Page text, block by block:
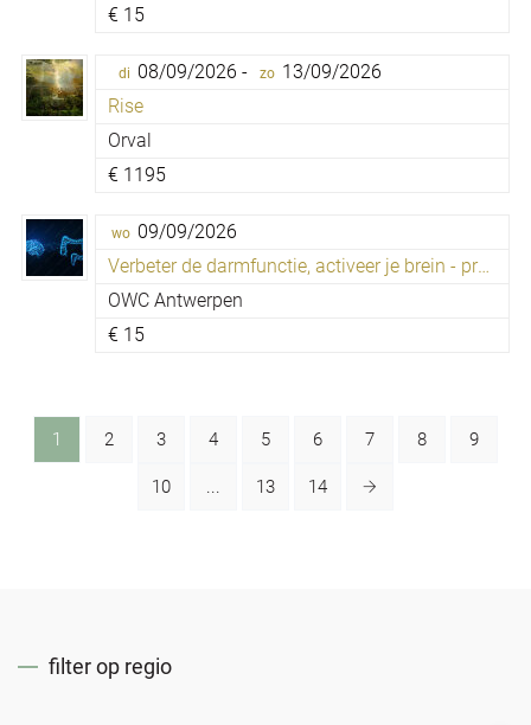
€ 15
di 08/09/2026 - zo 13/09/2026
Rise
Orval
€ 1195
wo 09/09/2026
Verbeter de darmfunctie, activeer je brein - proefles
OWC Antwerpen
€ 15
1 2 3 4 5 6 7 8 9
10 ... 13 14
filter op regio